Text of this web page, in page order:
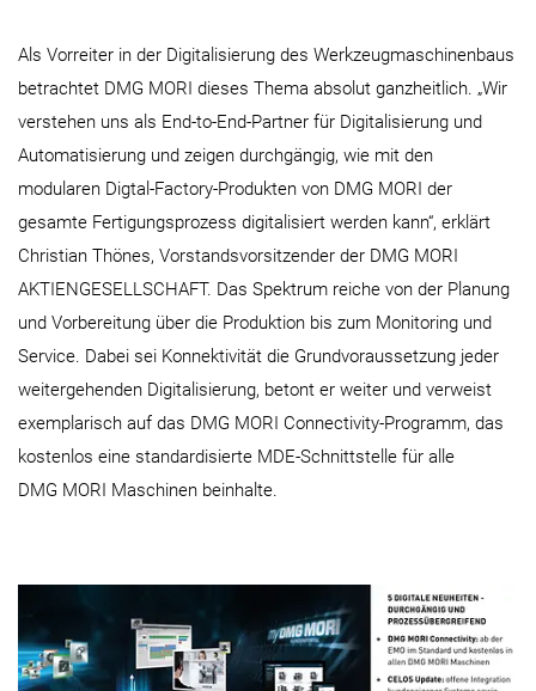
Als Vorreiter in der Digitalisierung des Werkzeugmaschinenbaus
betrachtet DMG MORI dieses Thema absolut ganzheitlich. „Wir
verstehen uns als End-to-End-Partner für Digitalisierung und
Automatisierung und zeigen durchgängig, wie mit den
modularen Digtal-Factory-Produkten von DMG MORI der
gesamte Fertigungsprozess digitalisiert werden kann“, erklärt
Christian Thönes, Vorstandsvorsitzender der DMG MORI
AKTIENGESELLSCHAFT. Das Spektrum reiche von der Planung
und Vorbereitung über die Produktion bis zum Monitoring und
Service. Dabei sei Konnektivität die Grundvoraussetzung jeder
weitergehenden Digitalisierung, betont er weiter und verweist
exemplarisch auf das DMG MORI Connectivity-Programm, das
kostenlos eine standardisierte MDE-Schnittstelle für alle
DMG MORI Maschinen beinhalte.